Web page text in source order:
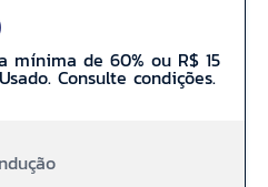
mínima de 60% ou R$ 15
Consulte condições.